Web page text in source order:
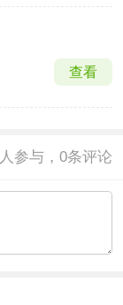
查看
人参与，0条评论